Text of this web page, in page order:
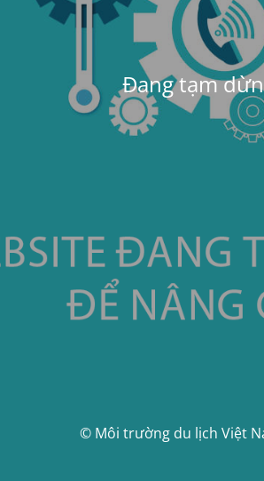
Đang tạm
© Môi trường du lịch Việt